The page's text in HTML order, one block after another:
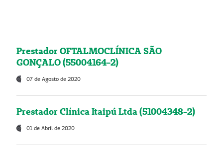
Prestador OFTALMOCLÍNICA SÃO
GONÇALO (55004164-2)
07 de Agosto de 2020
Prestador Clínica Itaipú Ltda (51004348-2)
01 de Abril de 2020